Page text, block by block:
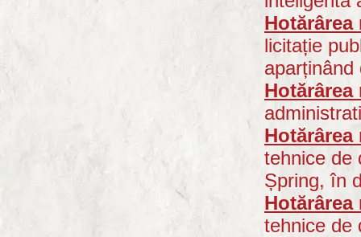
Hotărârea
licitație
aparținând
Hotărârea
Hotărârea
tehnice de
Șpring, în
Hotărârea
tehnice de